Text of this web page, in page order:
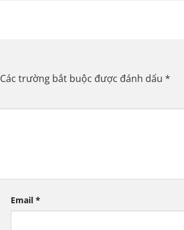
Các trường bắt buộc được đánh dấu *
Email*